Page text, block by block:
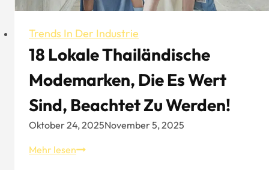
Trends In Der Industrie
18 Lokale Thailändische
Modemarken, Die Es Wert
Sind, Beachtet Zu Werden!
Oktober 24, 2025November 5, 2025
Mehr lesen18